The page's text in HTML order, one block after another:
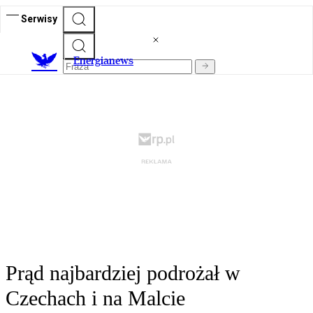
Serwisy
Energianews
Prąd najbardziej podrożał w
Czechach i na Malcie